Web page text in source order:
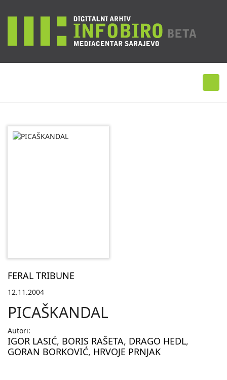
FERAL TRIBUNE
12.11.2004
PICAŠKANDAL
Autori:
IGOR LASIĆ, BORIS RAŠETA, DRAGO HEDL,
GORAN BORKOVIĆ, HRVOJE PRNJAK